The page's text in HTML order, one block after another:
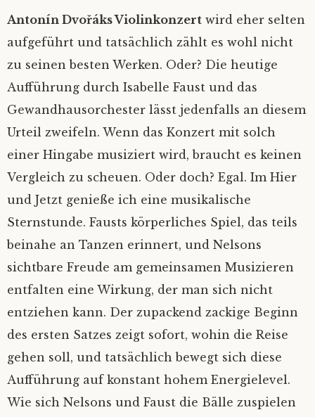
Antonín Dvořáks Violinkonzert wird eher selten
aufgeführt und tatsächlich zählt es wohl nicht
zu seinen besten Werken. Oder? Die heutige
Aufführung durch Isabelle Faust und das
Gewandhausorchester lässt jedenfalls an diesem
Urteil zweifeln. Wenn das Konzert mit solch
einer Hingabe musiziert wird, braucht es keinen
Vergleich zu scheuen. Oder doch? Egal. Im Hier
und Jetzt genieße ich eine musikalische
Sternstunde. Fausts körperliches Spiel, das teils
beinahe an Tanzen erinnert, und Nelsons
sichtbare Freude am gemeinsamen Musizieren
entfalten eine Wirkung, der man sich nicht
entziehen kann. Der zupackend zackige Beginn
des ersten Satzes zeigt sofort, wohin die Reise
gehen soll, und tatsächlich bewegt sich diese
Aufführung auf konstant hohem Energielevel.
Wie sich Nelsons und Faust die Bälle zuspielen